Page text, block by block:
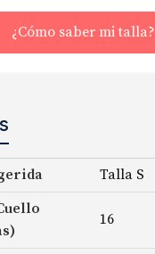
¿Cómo saber mi talla?
Talla S
16